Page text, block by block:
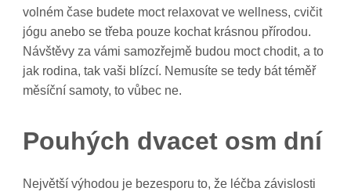
volném čase budete moct relaxovat ve wellness, cvičit
jógu anebo se třeba pouze kochat krásnou přírodou.
Návštěvy za vámi samozřejmě budou moct chodit, a to
jak rodina, tak vaši blízcí. Nemusíte se tedy bát téměř
měsíční samoty, to vůbec ne.
Pouhých dvacet osm dní
Největší výhodou je bezesporu to, že léčba závislosti